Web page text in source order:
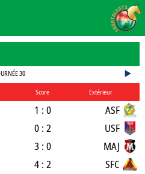
30
Score
Extérieur
1 : 0 ASF
0 : 2 USF
3 : 0 MAJ
4 : 2 SFC